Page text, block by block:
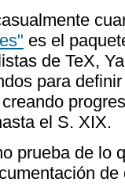
es el
de TeX,
para
el S. XIX.
prueba de lo
de